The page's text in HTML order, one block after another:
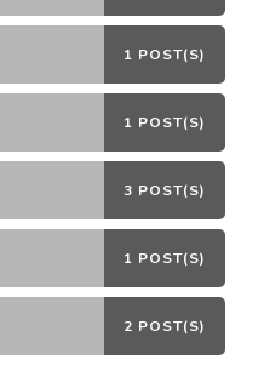
1 POST(S)
1 POST(S)
3 POST(S)
1 POST(S)
2 POST(S)